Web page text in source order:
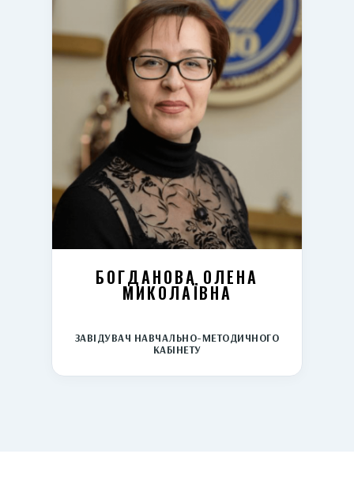
БОГДАНОВА ОЛЕНА
МИКОЛАЇВНА
ЗАВІДУВАЧ НАВЧАЛЬНО-МЕТОДИЧНОГО
КАБІНЕТУ